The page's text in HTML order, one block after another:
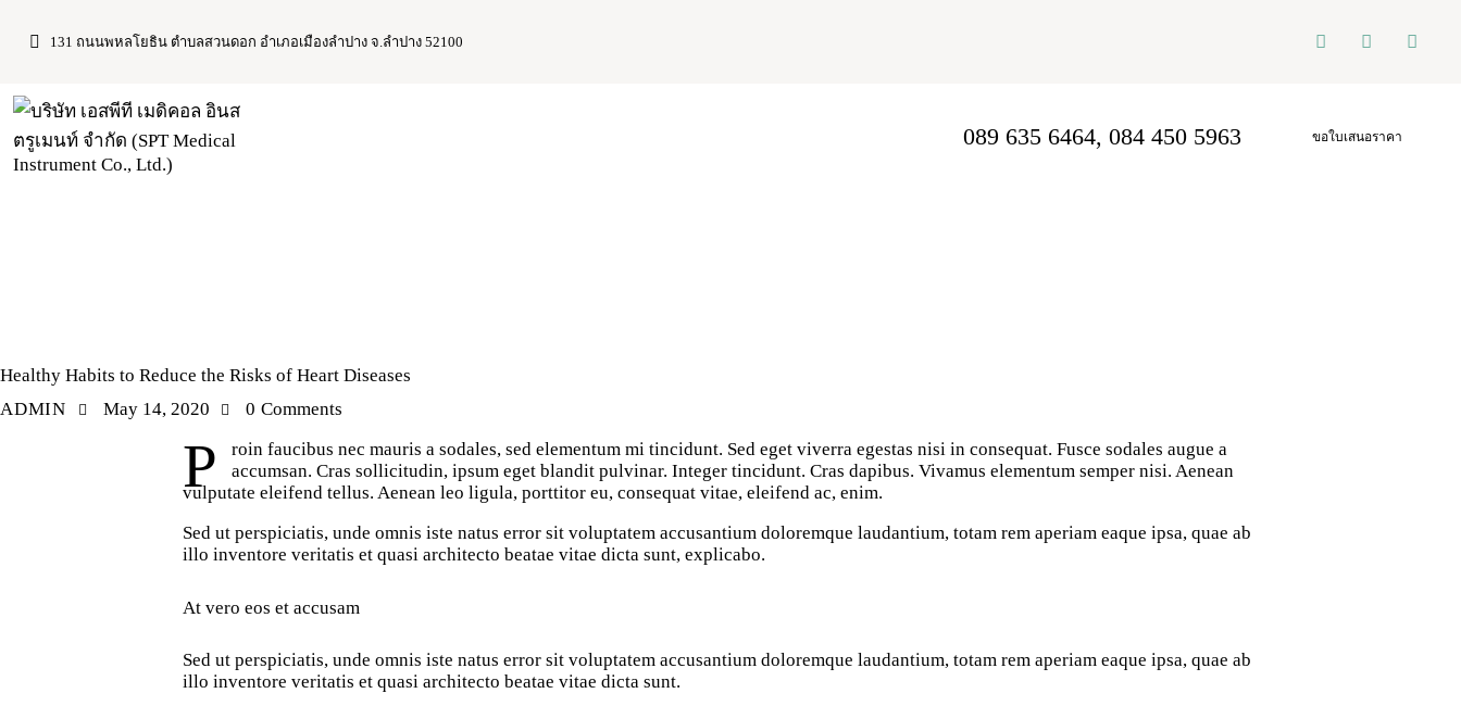
131 ถนนพหลโยธิน ตำบลสวนดอก อำเภอเมืองลำปาง จ.ลำปาง 52100
089 635 6464, 084 450 5963 ขอใบเสนอราคา
Healthy Habits to Reduce the Risks of Heart Diseases
ADMIN
May 14, 2020 0 Comments
P
roin faucibus nec mauris a sodales, sed elementum mi tincidunt. Sed eget viverra egestas nisi in consequat. Fusce sodales augue a
accumsan. Cras sollicitudin, ipsum eget blandit pulvinar. Integer tincidunt. Cras dapibus. Vivamus elementum semper nisi. Aenean
vulputate eleifend tellus. Aenean leo ligula, porttitor eu, consequat vitae, eleifend ac, enim.
Sed ut perspiciatis, unde omnis iste natus error sit voluptatem accusantium doloremque laudantium, totam rem aperiam eaque ipsa, quae ab
illo inventore veritatis et quasi architecto beatae vitae dicta sunt, explicabo.
At vero eos et accusam
Sed ut perspiciatis, unde omnis iste natus error sit voluptatem accusantium doloremque laudantium, totam rem aperiam eaque ipsa, quae ab
illo inventore veritatis et quasi architecto beatae vitae dicta sunt.